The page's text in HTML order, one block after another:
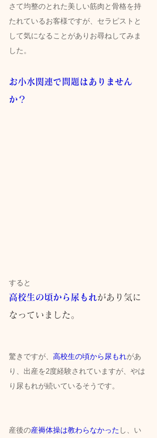
さて均整のとれた美しい筋肉と骨格を持
たれているお客様ですが、セラピストと
して気になることがありお尋ねしてみま
した。
お小水関連で問題はありません
か？
すると
高校生の頃から尿もれがあり気に
なっていました。
驚きですが、 高校生の頃から尿もれがあ
り、出産を2度経験されていますが、やは
り尿もれが続いているそうです。
産後の産褥体操は教わらなかった し、い